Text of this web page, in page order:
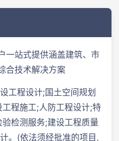
一站式提供涵盖建筑、市
合技术解决方案
工程设计;国土空间规划
程施工;人防工程设计;特
检测服务;建设工程质量
。(依法须经批准的项目,